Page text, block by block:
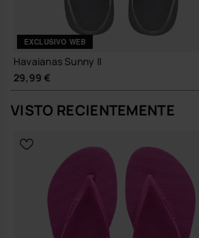
EXCLUSIVO WEB
Havaianas Sunny II
29,99 €
VISTO RECIENTEMENTE